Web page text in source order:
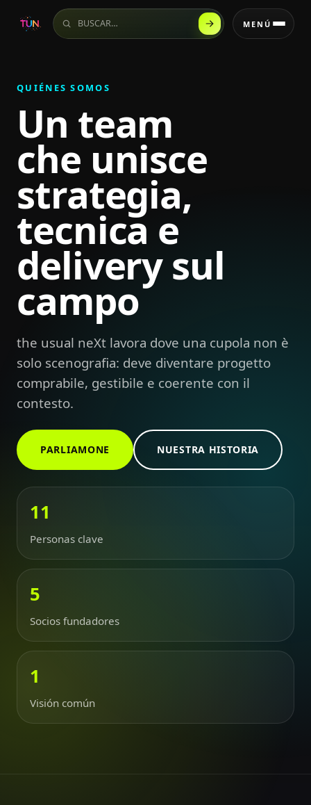
Buscar en el sitio MENÚ
QUIÉNES SOMOS
Un team
che unisce
strategia,
tecnica e
delivery sul
campo
the usual neXt lavora dove una cupola non è
solo scenografia: deve diventare progetto
comprabile, gestibile e coerente con il
contesto.
PARLIAMONE NUESTRA HISTORIA
11
Personas clave
5
Socios fundadores
1
Visión común